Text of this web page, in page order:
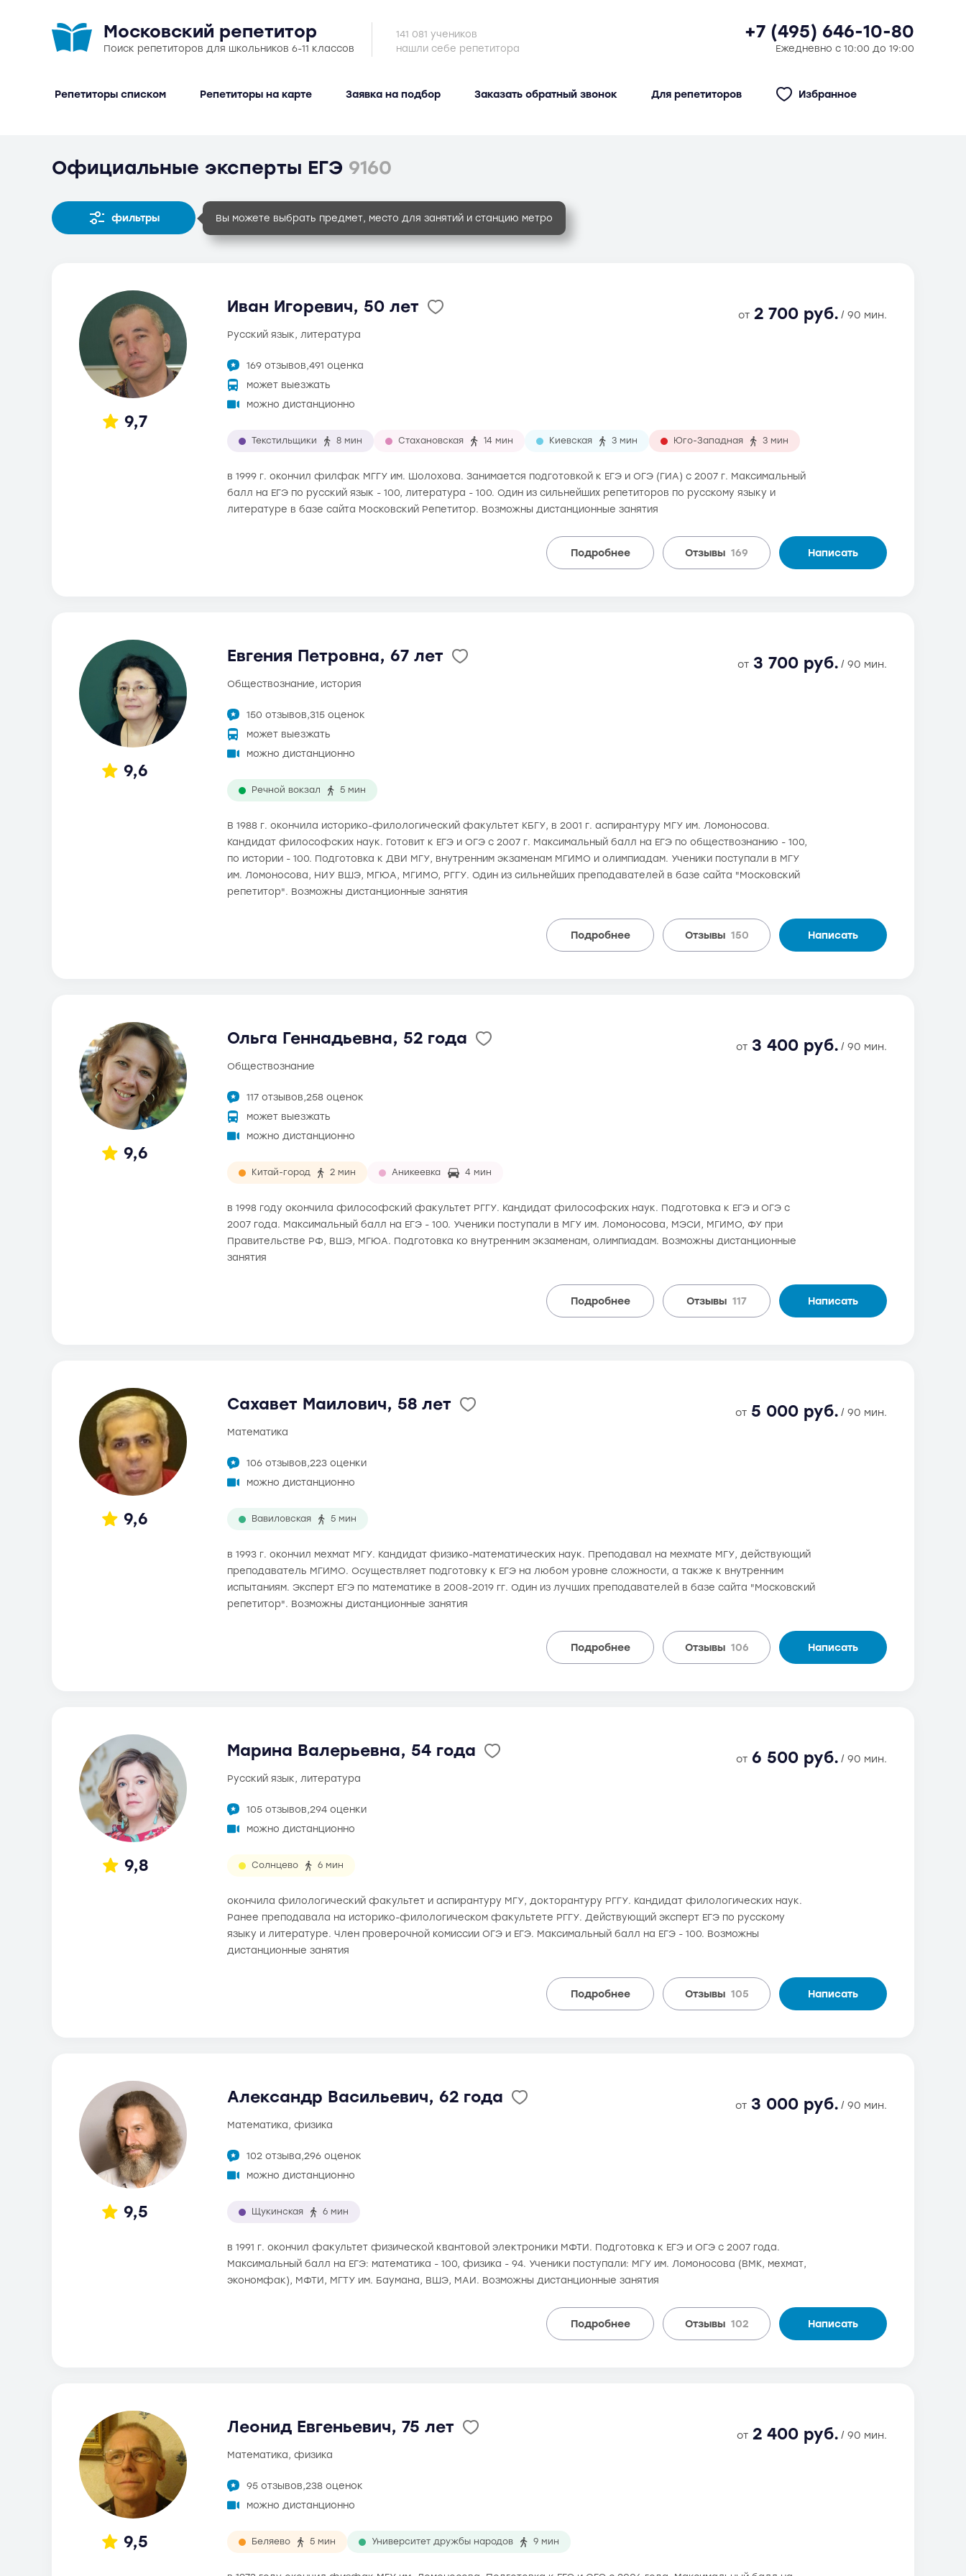
Московский репетитор +7 (495) 646-10-80
Поиск репетиторов для школьников 6-11 классов Ежедневно с 10:00 до 19:00
141 081 учеников
нашли себе репетитора
Репетиторы списком Репетиторы на карте Заявка на подбор Заказать обратный звонок Для репетиторов Избранное
Официальные эксперты ЕГЭ 9160
фильтры Вы можете выбрать предмет, место для занятий и станцию метро
9,7
Иван Игоревич, 50 лет от 2 700 руб. / 90 мин.
русский язык, литература
169 отзывов,491 оценка
может выезжать
можно дистанционно
Текстильщики 8 мин Стахановская 14 мин Киевская 3 мин Юго-Западная 3 мин
в 1999 г. окончил филфак МГГУ им. Шолохова. Занимается подготовкой к ЕГЭ и ОГЭ (ГИА) с 2007 г. Максимальный
балл на ЕГЭ по русский язык - 100, литература - 100. Один из сильнейших репетиторов по русскому языку и
литературе в базе сайта Московский Репетитор. Возможны дистанционные занятия
Подробнее Отзывы 169 Написать
9,6
Евгения Петровна, 67 лет от 3 700 руб. / 90 мин.
обществознание, история
150 отзывов,315 оценок
может выезжать
можно дистанционно
Речной вокзал 5 мин
В 1988 г. окончила историко-филологический факультет КБГУ, в 2001 г. аспирантуру МГУ им. Ломоносова.
Кандидат философских наук. Готовит к ЕГЭ и ОГЭ с 2007 г. Максимальный балл на ЕГЭ по обществознанию - 100,
по истории - 100. Подготовка к ДВИ МГУ, внутренним экзаменам МГИМО и олимпиадам. Ученики поступали в МГУ
им. Ломоносова, НИУ ВШЭ, МГЮА, МГИМО, РГГУ. Один из сильнейших преподавателей в базе сайта "Московский
репетитор". Возможны дистанционные занятия
Подробнее Отзывы 150 Написать
9,6
Ольга Геннадьевна, 52 года от 3 400 руб. / 90 мин.
обществознание
117 отзывов,258 оценок
может выезжать
можно дистанционно
Китай-город 2 мин Аникеевка 4 мин
в 1998 году окончила философский факультет РГГУ. Кандидат философских наук. Подготовка к ЕГЭ и ОГЭ с
2007 года. Максимальный балл на ЕГЭ - 100. Ученики поступали в МГУ им. Ломоносова, МЭСИ, МГИМО, ФУ при
Правительстве РФ, ВШЭ, МГЮА. Подготовка ко внутренним экзаменам, олимпиадам. Возможны дистанционные
занятия
Подробнее Отзывы 117 Написать
9,6
Сахавет Маилович, 58 лет от 5 000 руб. / 90 мин.
математика
106 отзывов,223 оценки
можно дистанционно
Вавиловская 5 мин
в 1993 г. окончил мехмат МГУ. Кандидат физико-математических наук. Преподавал на мехмате МГУ, действующий
преподаватель МГИМО. Осуществляет подготовку к ЕГЭ на любом уровне сложности, а также к внутренним
испытаниям. Эксперт ЕГЭ по математике в 2008-2019 гг. Один из лучших преподавателей в базе сайта "Московский
репетитор". Возможны дистанционные занятия
Подробнее Отзывы 106 Написать
9,8
Марина Валерьевна, 54 года от 6 500 руб. / 90 мин.
русский язык, литература
105 отзывов,294 оценки
можно дистанционно
Солнцево 6 мин
окончила филологический факультет и аспирантуру МГУ, докторантуру РГГУ. Кандидат филологических наук.
Ранее преподавала на историко-филологическом факультете РГГУ. Действующий эксперт ЕГЭ по русскому
языку и литературе. Член проверочной комиссии ОГЭ и ЕГЭ. Максимальный балл на ЕГЭ - 100. Возможны
дистанционные занятия
Подробнее Отзывы 105 Написать
9,5
Александр Васильевич, 62 года от 3 000 руб. / 90 мин.
математика, физика
102 отзыва,296 оценок
можно дистанционно
Щукинская 6 мин
в 1991 г. окончил факультет физической квантовой электроники МФТИ. Подготовка к ЕГЭ и ОГЭ с 2007 года.
Максимальный балл на ЕГЭ: математика - 100, физика - 94. Ученики поступали: МГУ им. Ломоносова (ВМК, мехмат,
экономфак), МФТИ, МГТУ им. Баумана, ВШЭ, МАИ. Возможны дистанционные занятия
Подробнее Отзывы 102 Написать
9,5
Леонид Евгеньевич, 75 лет от 2 400 руб. / 90 мин.
математика, физика
95 отзывов,238 оценок
можно дистанционно
Беляево 5 мин Университет дружбы народов 9 мин